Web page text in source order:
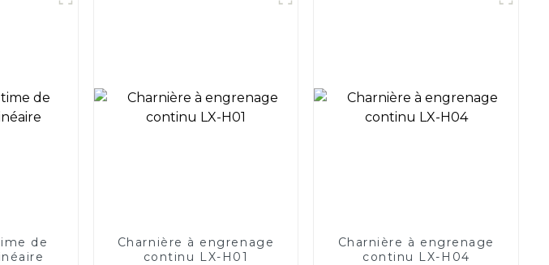
de
Charnière à engrenage
continu LX-H01
Charnière à engrenage
continu LX-H04